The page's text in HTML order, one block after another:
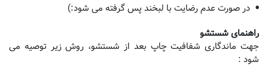
در صورت عدم رضایت با لبخند پس گرفته می شود:)
راهنمای شستشو
جهت ماندگاری شفافیت چاپ بعد از شستشو، روش زیر توصیه می
شود :